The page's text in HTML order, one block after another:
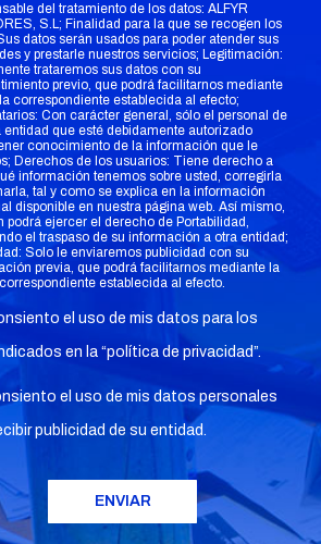
del tratamiento de los datos: ALFYR
S.L; Finalidad para la que se recogen los
datos serán usados para poder atender sus
y prestarle nuestros servicios; Legitimación:
trataremos sus datos con su
previo, que podrá facilitarnos mediante
correspondiente establecida al efecto;
Con carácter general, sólo el personal de
entidad que esté debidamente autorizado
conocimiento de la información que le
Derechos de los usuarios: Tiene derecho a
información tenemos sobre usted, corregirla
tal y como se explica en la información
disponible en nuestra página web. Así mismo,
podrá ejercer el derecho de Portabilidad,
el traspaso de su información a otra entidad;
Solo le enviaremos publicidad con su
previa, que podrá facilitarnos mediante la
establecida al efecto.
el uso de mis datos para los
en la “política de privacidad”.
el uso de mis datos personales
publicidad de su entidad.